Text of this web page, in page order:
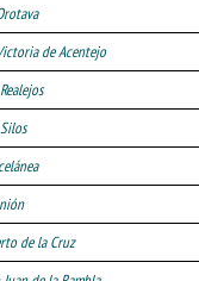
de Acentejo
de la Cruz